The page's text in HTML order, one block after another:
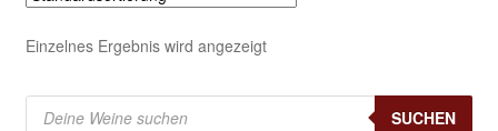
Einzelnes Ergebnis wird angezeigt
Products
search SUCHEN